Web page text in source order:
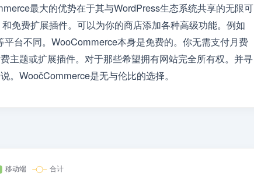
最大的优势在于其与WordPress生态系统共享的无限可
和免费扩展插件。可以为你的商店添加各种高级功能。例如
台不同。WooCommerce本身是免费的。你无需支付月费
主题或扩展插件。对于那些希望拥有网站完全所有权。并寻
。WoočCommerce是无与伦比的选择。